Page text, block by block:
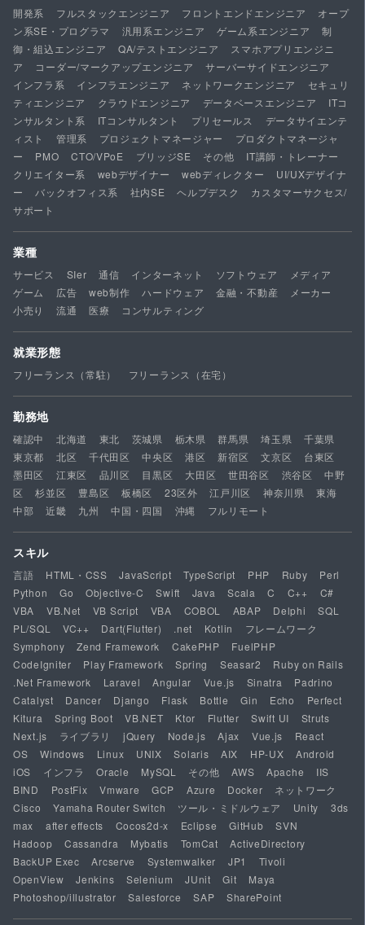
開発系 フルスタックエンジニア フロントエンドエンジニア
オープ
ン系SE・プログラマ
汎用系エンジニア ゲーム系エンジニア
制
御・組込エンジニア
QA/テストエンジニア
スマホアプリエンジニ
ア
コーダー/マークアップエンジニア
サーバーサイドエンジニア
インフラ系
インフラエンジニア ネットワークエンジニア
セキュリ
ティエンジニア
クラウドエンジニア データベースエンジニア
ITコ
ンサルタント系
ITコンサルタント プリセールス
データサイエンテ
ィスト
管理系 プロジェクトマネージャー
プロダクトマネージャ
ー
PMO CTO/VPoE ブリッジSE その他
IT講師・トレーナー
クリエイター系
webデザイナー webディレクター
UI/UXデザイナ
ー
バックオフィス系 社内SE ヘルプデスク
カスタマーサクセス/
サポート
業種
サービス SIer 通信 インターネット ソフトウェア
メディア
ゲーム
広告 web制作 ハードウェア 金融・不動産
メーカー
小売り
流通 医療 コンサルティング
就業形態
フリーランス（常駐） フリーランス（在宅）
勤務地
確認中 北海道 東北 茨城県 栃木県 群馬県 埼玉県
千葉県
東京都
北区 千代田区 中央区 港区 新宿区 文京区
台東区
墨田区
江東区 品川区 目黒区 大田区 世田谷区 渋谷区
中野
区
杉並区 豊島区 板橋区 23区外 江戸川区 神奈川県
東海
中部
近畿 九州 中国・四国 沖縄 フルリモート
スキル
言語 HTML・CSS JavaScript TypeScript PHP Ruby
Perl
Python
Go Objective-C Swift Java Scala C C++
C#
VBA
VB.Net VB Script VBA COBOL ABAP Delphi
SQL
PL/SQL
VC++ Dart(Flutter) .net Kotlin
フレームワーク
Symphony
Zend Framework CakePHP
FuelPHP
CodeIgniter
Play Framework Spring Seasar2
Ruby on Rails
.Net Framework
Laravel Angular Vue.js Sinatra
Padrino
Catalyst
Dancer Django Flask Bottle Gin Echo
Perfect
Kitura
Spring Boot VB.NET Ktor Flutter Swift UI
Struts
Next.js
ライブラリ jQuery Node.js Ajax Vue.js
React
OS
Windows Linux UNIX Solaris AIX HP-UX
Android
iOS
インフラ Oracle MySQL その他 AWS Apache
IIS
BIND
PostFix Vmware GCP Azure Docker
ネットワーク
Cisco
Yamaha Router Switch ツール・ミドルウェア Unity
3ds
max
after effects Cocos2d-x Eclipse GitHub
SVN
Hadoop
Cassandra Mybatis TomCat
ActiveDirectory
BackUP Exec
Arcserve Systemwalker JP1
Tivoli
OpenView
Jenkins Selenium JUnit Git
Maya
Photoshop/illustrator
Salesforce SAP SharePoint